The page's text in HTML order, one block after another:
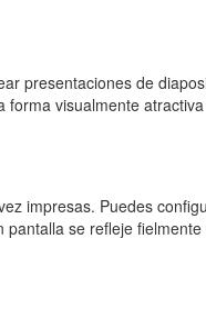
presentaciones de
visualmente
impresas. Puedes
se refleje